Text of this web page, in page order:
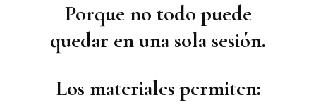
Porque no todo puede
quedar en una sola sesión.
Los materiales permiten: